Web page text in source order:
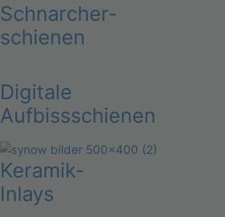
Schnarcher-
schienen
Digitale
Aufbissschienen
Keramik-
Inlays